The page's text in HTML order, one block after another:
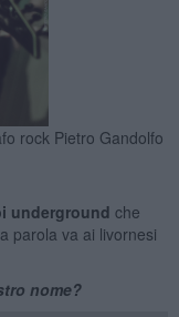
rock Pietro Gandolfo
underground che
parola va ai livornesi
nome?